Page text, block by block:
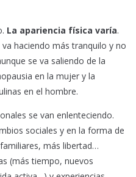
La apariencia física varía.
haciendo más tranquilo y no
se va saliendo de la
en la mujer y la
en el hombre.
se van enlenteciendo.
sociales y en la forma de
más libertad…
(más tiempo, nuevos